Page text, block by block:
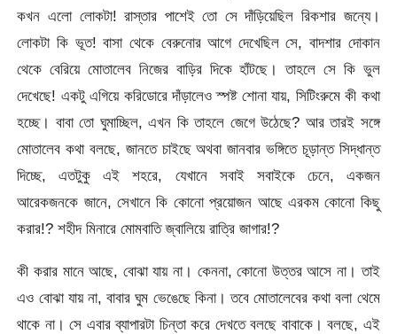
কখন এলো লোকটা! রাস্তার পাশেই তো সে দাঁড়িয়েছিল রিকশার জন্যে।
লোকটা কি ভূত! বাসা থেকে বেরুনোর আগে দেখেছিল সে, বাদশার দোকান
থেকে বেরিয়ে মোতালেব নিজের বাড়ির দিকে হাঁটছে। তাহলে সে কি ভুল
দেখেছে! একটু এগিয়ে করিডোরে দাঁড়ালেও স্পষ্ট শোনা যায়, সিটিংরুমে কী কথা
হচ্ছে। বাবা তো ঘুমাচ্ছিল, এখন কি তাহলে জেগে উঠেছে? আর তারই সঙ্গে
মোতালেব কথা বলছে, জানতে চাইছে অথবা জানবার ভঙ্গিতে চূড়ান্ত সিদ্ধান্ত
দিচ্ছে, এতটুকু এই শহরে, যেখানে সবাই সবাইকে চেনে, একজন
আরেকজনকে জানে, সেখানে কি কোনো প্রয়োজন আছে এরকম কোনো কিছু
করার!? শহীদ মিনারে মোমবাতি জ্বালিয়ে রাত্রি জাগার!?
কী করার মানে আছে, বোঝা যায় না। কেননা, কোনো উত্তর আসে না। তাই
এও বোঝা যায় না, বাবার ঘুম ভেঙেছে কিনা। তবে মোতালেবের কথা বলা থেমে
থাকে না। সে এবার ব্যাপারটা চিন্তা করে দেখতে বলছে বাবাকে। বলছে, এই